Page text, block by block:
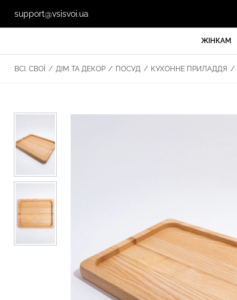
support@vsisvoi.ua
ЖІНКАМ
ВСІ. СВОЇ / ДІМ ТА ДЕКОР / ПОСУД / КУХОННЕ ПРИЛАДДЯ /